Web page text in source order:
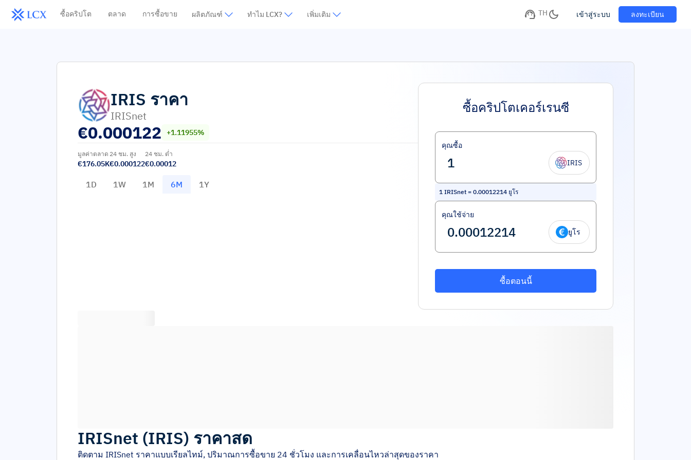
ซื้อคริปโต ตลาด การซื้อขาย ผลิตภัณฑ์ ทำไม LCX? เพิ่มเติม TH เข้าสู่ระบบ ลงทะเบียน
IRIS ราคา
IRISnet
€0.000122 +1.11955%
มูลค่าตลาด
€176.05K
24 ชม. สูง
€0.000122
24 ชม. ต่ำ
€0.00012
1D 1W 1M 6M 1Y
ซื้อคริปโตเคอร์เรนซี
คุณซื้อ
IRIS
1 IRISnet = 0.00012214 ยูโร
คุณใช้จ่าย
ยูโร
ซื้อตอนนี้
IRISnet (IRIS) ราคาสด
ติดตาม IRISnet ราคาแบบเรียลไทม์, ปริมาณการซื้อขาย 24 ชั่วโมง และการเคลื่อนไหวล่าสุดของราคา